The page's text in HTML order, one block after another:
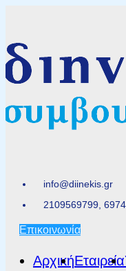
info@diinekis.gr
2109569799,
Επικοινωνία
ΑρχικήΕταιρεία